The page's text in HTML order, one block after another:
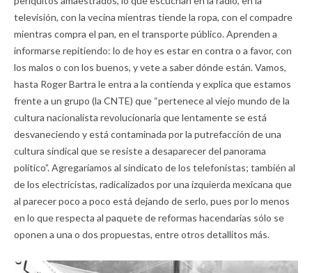
televisión, con la vecina mientras tiende la ropa, con el compadre
mientras compra el pan, en el transporte público. Aprenden a
informarse repitiendo: lo de hoy es estar en contra o a favor, con
los malos o con los buenos, y vete a saber dónde están. Vamos,
hasta Roger Bartra le entra a la contienda y explica que estamos
frente a un grupo (la CNTE) que “pertenece al viejo mundo de la
cultura nacionalista revolucionaria que lentamente se está
desvaneciendo y está contaminada por la putrefacción de una
cultura sindical que se resiste a desaparecer del panorama
político”. Agregaríamos al sindicato de los telefonistas; también al
de los electricistas, radicalizados por una izquierda mexicana que
al parecer poco a poco está dejando de serlo, pues por lo menos
en lo que respecta al paquete de reformas hacendarias sólo se
oponen a una o dos propuestas, entre otros detallitos más.